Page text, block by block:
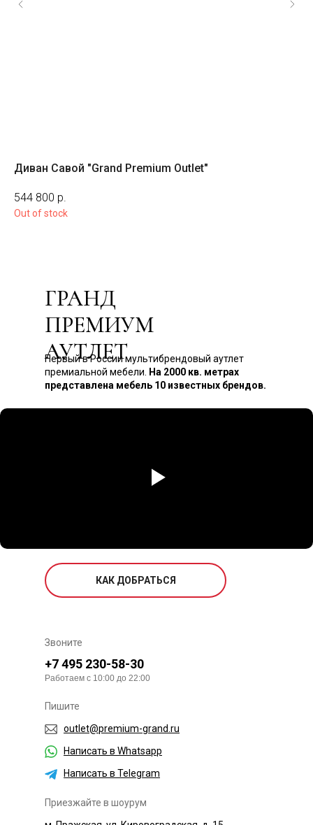
Диван Савой "Grand Premium Outlet"
544 800 р.
Out of stock
ГРАНД
ПРЕМИУМ
АУТЛЕТ
Первый в России мультибрендовый аутлет
премиальной мебели. На 2000 кв. метрах
представлена мебель 10 известных брендов.
КАК ДОБРАТЬСЯ
outlet@premium-grand.ru
Написать в Whatsapp
Написать в Telegram
+7 495 230-58-30
Работаем с 10:00 до 22:00
Звоните
Приезжайте в шоурум
Пишите